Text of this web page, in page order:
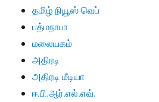
தமிழ் நியூஸ் வெப்
பத்மநாபா
மலையகம்
அதிரடி
அதிரடி மீடியா
ஈ.பி.ஆர்.எல்.எவ்.